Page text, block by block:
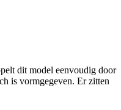
dit model eenvoudig door
is vormgegeven. Er zitten